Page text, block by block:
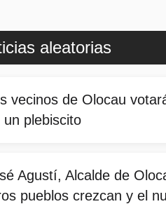
aleatorias
vecinos de Olocau
un plebiscito
Agustí, Alcalde de
pueblos crezcan y el